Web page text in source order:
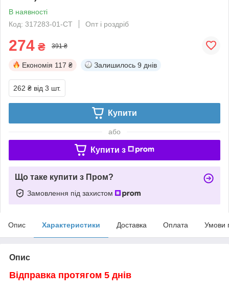
В наявності
Код: 317283-01-СТ
Опт і роздріб
274 ₴ 391 ₴
Економія 117 ₴ Залишилось 9 днів
262 ₴ від 3 шт.
Купити
або
Купити з
Що таке купити з Пром?
Замовлення під захистом
Опис Характеристики Доставка Оплата Умови
Опис
Відправка протягом 5 днів